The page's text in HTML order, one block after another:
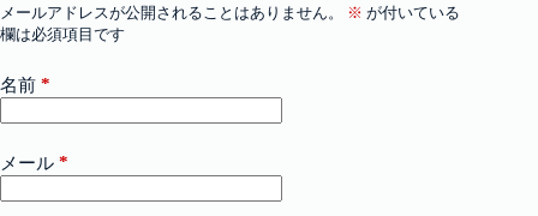
メールアドレスが公開されることはありません。 ※ が付いている
欄は必須項目です
名前 *
メール *